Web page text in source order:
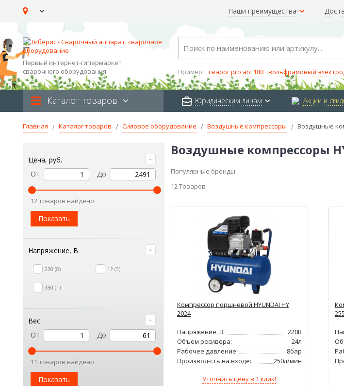
Наши преимущества
Первый интернет-гипермаркет
сварочного оборудования
Search
Пример: сварог pro arc 180 вольфрамовый
Каталог товаров Юридическим лицам Акции и
Главная Каталог товаров Силовое оборудование Воздушные компрессоры Воздушные
Воздушные компрессоры
Популярные бренды:
12Товаров
Компрессор поршневой HYUNDAI HY
2024
Напряжение, В:
220В
Объем ресивера:
24л
Рабочее давление:
8бар
Производ-сть на входе:
250л/мин
Уточнить цену в 1 клик!
Цена, руб.
От
До
12 товаров найдено
Показать
Напряжение, В
220 8 12 3
380 1
Вес
От
До
11 товаров найдено
Показать